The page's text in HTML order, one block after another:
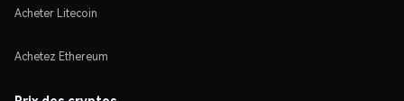
Acheter Litecoin
Achetez Ethereum